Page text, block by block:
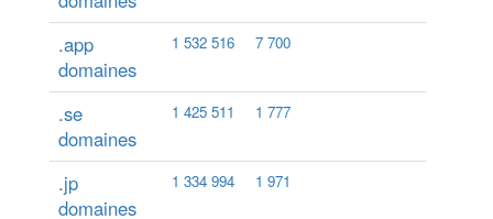
.app
domaines
1 532 516 7 700
.se
domaines
1 425 511 1 777
.jp
domaines
1 334 994 1 971